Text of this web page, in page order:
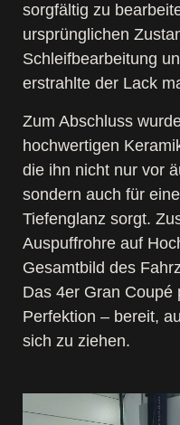
sorgfältig zu
ursprünglichen
Schleifbearbeitung
erstrahlte der Lack
Zum Abschluss
hochwertigen
die ihn nicht nur vor
sondern auch für
Tiefenglanz sorgt.
Auspuffrohre auf
Gesamtbild des
Das 4er Gran Coupé
Perfektion – bereit,
sich zu ziehen.